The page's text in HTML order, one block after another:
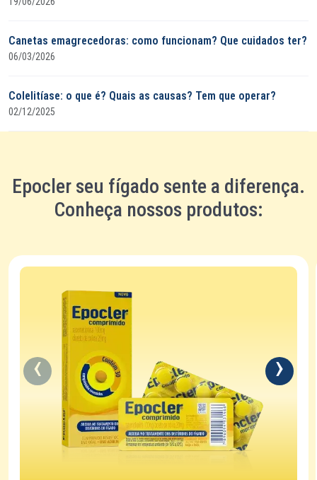
Canetas emagrecedoras: como funcionam? Que cuidados ter?
06/03/2026
Colelitíase: o que é​? Quais as causas? Tem que operar?
02/12/2025
Epocler seu fígado sente a diferença.
Conheça nossos produtos: